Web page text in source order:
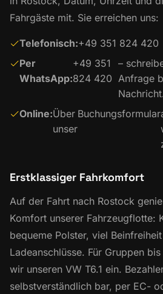
Fahrgäste mit. Sie erreichen uns:
Telefonisch:+49 351 824 420
Per
WhatsApp:
+49 351
824 420
–
Anfrage
Online:Über
unser
Buchungsformular
Erstklassiger Fahrkomfort
Auf der Fahrt nach Rostock
Komfort unserer Fahrzeugflotte:
bequeme Polster, viel
Ladeanschlüsse. Für Gruppen
wir unseren VW T6.1 ein.
selbstverständlich bar, per EC-